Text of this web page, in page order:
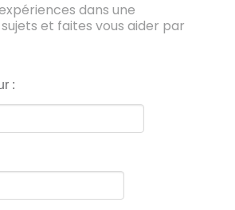
dans une
et faites vous aider par
: